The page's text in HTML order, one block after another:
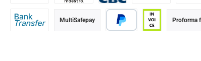
iDEAL | Wero
MultiSafepay Proforma
CBC